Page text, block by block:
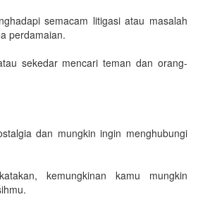
semacam litigasi atau masalah
perdamaian.
sekedar mencari teman dan orang-
dan mungkin ingin menghubungi
kemungkinan kamu mungkin